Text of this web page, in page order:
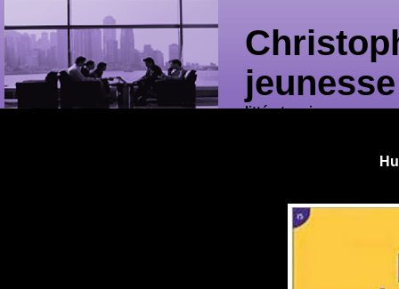
jeunesse
littérature jeunesse